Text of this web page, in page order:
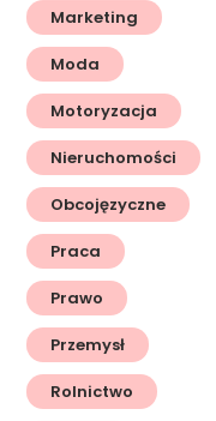
Marketing
Moda
Motoryzacja
Nieruchomości
Obcojęzyczne
Praca
Prawo
Przemysł
Rolnictwo